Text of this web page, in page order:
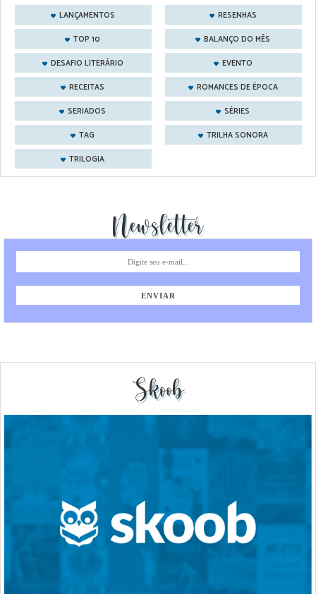
LANÇAMENTOS
RESENHAS
TOP 10
BALANÇO DO MÊS
DESAFIO LITERÁRIO
EVENTO
RECEITAS
ROMANCES DE ÉPOCA
SERIADOS
SÉRIES
TAG
TRILHA SONORA
TRILOGIA
Newsletter
Skoob